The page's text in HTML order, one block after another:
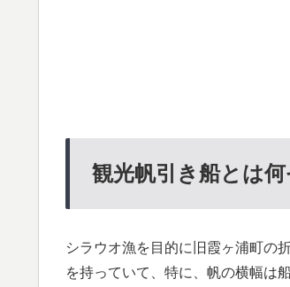
観光帆引き船とは何
シラウオ漁を目的に旧霞ヶ浦町の
を持っていて、特に、帆の横幅は